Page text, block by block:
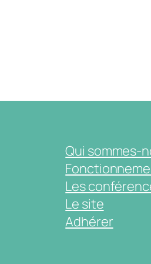
Qui sommes-
Les
Le site
Adhérer